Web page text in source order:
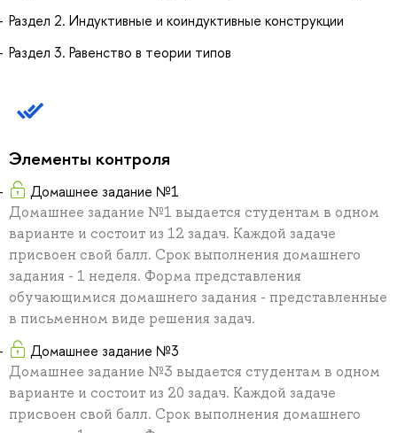
Раздел 2. Индуктивные и коиндуктивные конструкции
Раздел 3. Равенство в теории типов
Элементы контроля
Домашнее задание №1
Домашнее задание №1 выдается студентам в одном
варианте и состоит из 12 задач. Каждой задаче
присвоен свой балл. Срок выполнения домашнего
задания - 1 неделя. Форма представления
обучающимися домашнего задания - представленные
в письменном виде решения задач.
Домашнее задание №3
Домашнее задание №3 выдается студентам в одном
варианте и состоит из 20 задач. Каждой задаче
присвоен свой балл. Срок выполнения домашнего